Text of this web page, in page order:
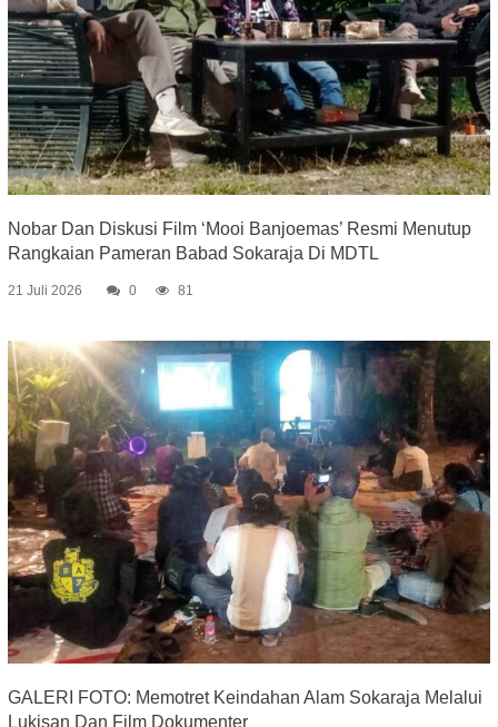
Nobar Dan Diskusi Film ‘Mooi Banjoemas’ Resmi Menutup
Rangkaian Pameran Babad Sokaraja Di MDTL
21 Juli 2026 0 81
GALERI FOTO: Memotret Keindahan Alam Sokaraja Melalui
Lukisan Dan Film Dokumenter